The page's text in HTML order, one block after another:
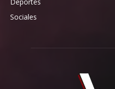
Deportes
Sociales